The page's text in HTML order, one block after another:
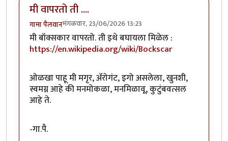
मी वापरतो ती ....
गामा पैलवानमंगळवार, 23/06/2026 13:23
मी बॉक्सकार वापरतो. ती इथे बघायला मिळेल :
https://en.wikipedia.org/wiki/Bockscar
ओळखा पाहू मी मगृर, ॲरोगंट, इगो असलेला, खुनशी,
स्वमग्न आहे की मनमोकळा, मनमिळावू, कुटुंबवत्सल
आहे ते.
-गा.पै.